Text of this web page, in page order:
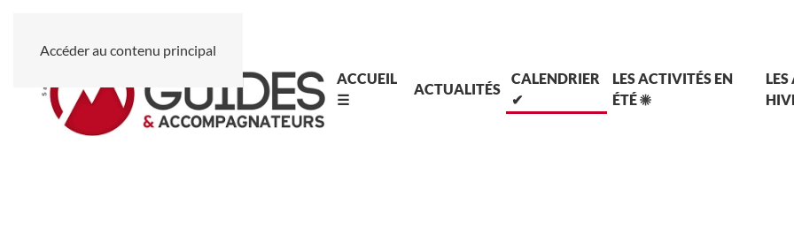
Accéder au contenu principal
ACCUEIL
☰
ACTUALITÉS
CALENDRIER
✔
LES ACTIVITÉS EN
ÉTÉ ☀